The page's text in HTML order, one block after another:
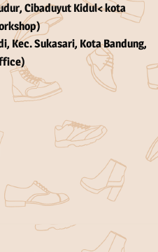
Cibaduyut Kidul< kota
Kec. Sukasari, Kota Bandung,